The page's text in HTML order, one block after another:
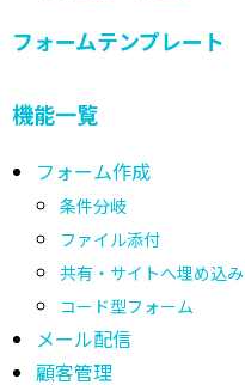
フォームテンプレート
機能一覧
フォーム作成
条件分岐
ファイル添付
共有・サイトへ埋め込み
コード型フォーム
メール配信
顧客管理